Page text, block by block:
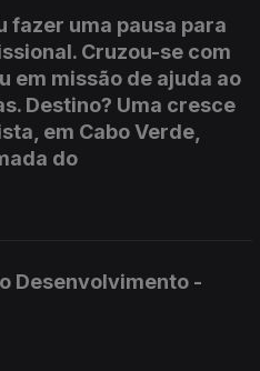
fazer uma pausa para
Cruzou-se com
em missão de ajuda ao
Destino? Uma cresce
em Cabo Verde,
do
Desenvolvimento -